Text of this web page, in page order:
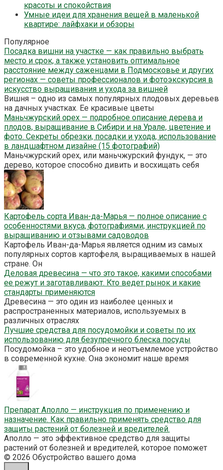
красоты и спокойствия
Умные идеи для хранения вещей в маленькой
квартире: лайфхаки и обзоры
Популярное
Посадка вишни на участке — как правильно выбрать
место и срок, а также установить оптимальное
расстояние между саженцами в Подмосковье и других
регионах — советы профессионалов и фотоэкскурсия в
искусство выращивания и ухода за вишней
Вишня – одно из самых популярных плодовых деревьев
на дачных участках. Ее красивые цветы
Маньчжурский орех — подробное описание дерева и
плодов, выращивание в Сибири и на Урале, цветение и
фото. Секреты обрезки, посадки и ухода, использование
в ландшафтном дизайне (15 фотографий)
Маньчжурский орех, или маньчжурский фундук, — это
дерево, которое способно дивить и восхищать себя
Картофель сорта Иван-да-Марья — полное описание с
особенностями вкуса, фотографиями, инструкцией по
выращиванию и отзывами садоводов
Картофель Иван-да-Марья является одним из самых
популярных сортов картофеля, выращиваемых в нашей
стране. Он
Деловая древесина — что это такое, какими способами
ее режут и заготавливают. Кто ведет рынок и какие
стандарты применяются
Древесина — это один из наиболее ценных и
распространенных материалов, используемых в
различных отраслях
Лучшие средства для посудомойки и советы по их
использованию для безупречного блеска посуды
Посудомойка – это удобное и неотъемлемое устройство
в современной кухне. Она экономит наше время
Препарат Аполло — инструкция по применению и
назначение. Как правильно применять средство для
защиты растений от болезней и вредителей.
Аполло — это эффективное средство для защиты
растений от болезней и вредителей, которое поможет
© 2026 Обустройство вашего дома